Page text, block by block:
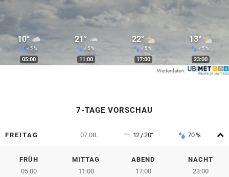
Suchbegriff
eingeben
10°
< 5 %
05:00
21°
< 5 %
11:00
22°
< 5 %
17:00
13°
< 5 %
23:00
Wetterdaten:
7-TAGE VORSCHAU
FREITAG 07.08. 12 / 20° 70 %
FRÜH
05:00
MITTAG
11:00
ABEND
17:00
NACHT
23:00